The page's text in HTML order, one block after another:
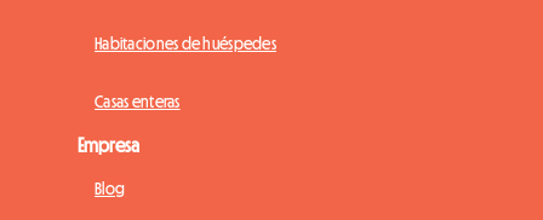
Habitaciones de huéspedes
Casas enteras
Empresa
Blog